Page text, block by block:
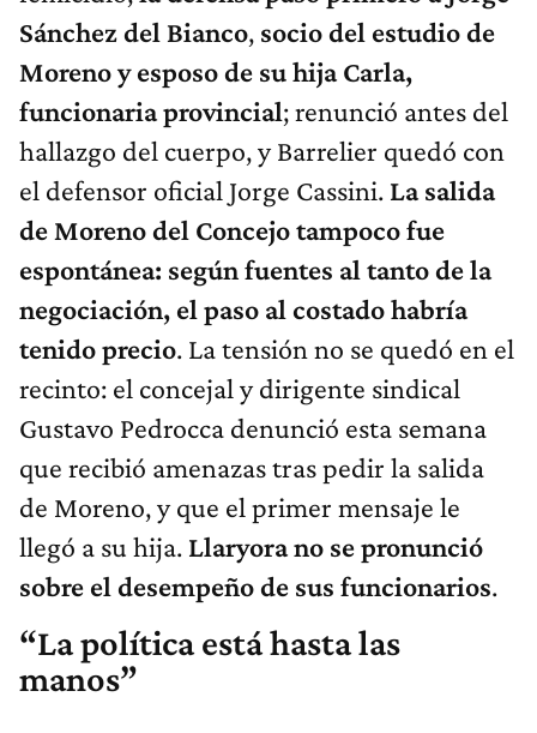
Sánchez del Bianco, socio del estudio de
Moreno y esposo de su hija Carla,
funcionaria provincial; renunció antes del
hallazgo del cuerpo, y Barrelier quedó con
el defensor oficial Jorge Cassini. La salida
de Moreno del Concejo tampoco fue
espontánea: según fuentes al tanto de la
negociación, el paso al costado habría
tenido precio. La tensión no se quedó en el
recinto: el concejal y dirigente sindical
Gustavo Pedrocca denunció esta semana
que recibió amenazas tras pedir la salida
de Moreno, y que el primer mensaje le
llegó a su hija. Llaryora no se pronunció
sobre el desempeño de sus funcionarios.
“La política está hasta las
manos”